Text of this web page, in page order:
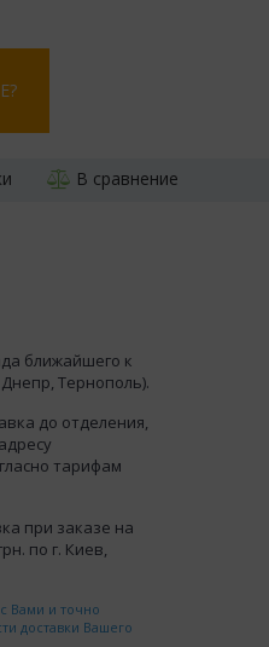
В сравнение
ближайшего к
Тернополь).
до отделения,
тарифам
при заказе на
по г. Киев,
Вами и точно
доставки Вашего